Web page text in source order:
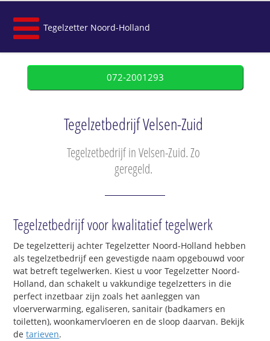
Tegelzetter Noord-Holland
072-2001293
Tegelzetbedrijf Velsen-Zuid
Tegelzetbedrijf in Velsen-Zuid. Zo
geregeld.
Tegelzetbedrijf voor kwalitatief tegelwerk
De tegelzetterij achter Tegelzetter Noord-Holland hebben
als tegelzetbedrijf een gevestigde naam opgebouwd voor
wat betreft tegelwerken. Kiest u voor Tegelzetter Noord-
Holland, dan schakelt u vakkundige tegelzetters in die
perfect inzetbaar zijn zoals het aanleggen van
vloerverwarming, egaliseren, sanitair (badkamers en
toiletten), woonkamervloeren en de sloop daarvan. Bekijk
detarieven.